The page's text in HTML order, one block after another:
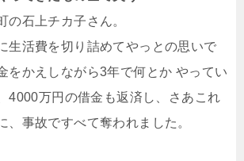
の石上チカ子さん。
生活費を切り詰めてやっとの思いで
をかえしながら3年で何とか やってい
4000万円の借金も返済し、さあこれ
、事故ですべて奪われました。